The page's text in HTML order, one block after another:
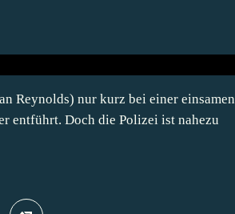
Reynolds) nur kurz bei einer einsamen
entführt. Doch die Polizei ist nahezu